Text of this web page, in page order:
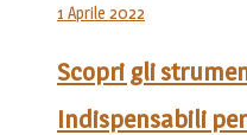
1 Aprile 2022
Scopri gli
Indispensabili